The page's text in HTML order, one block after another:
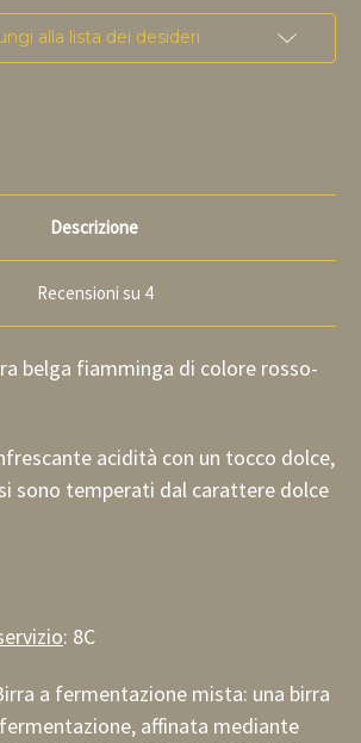
alla lista dei desideri
Descrizione
Recensioni su 4
belga fiamminga di colore rosso-
acidità con un tocco dolce,
sono temperati dal carattere dolce
: 8C
a fermentazione mista: una birra
affinata mediante